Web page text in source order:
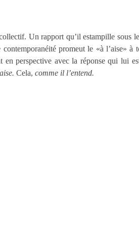
Un rapport qu’il estampille sous
promeut le «à l’aise» à
perspective avec la réponse qui lui
Cela,comme il l’entend.